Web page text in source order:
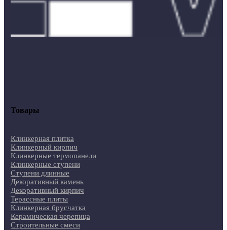
Товары
Клинкерная плитка
Клинкерный кирпич
Клинкерные термопанели
Клинкерные ступени
Ступени длинные
Декоративный камень
Декоративный кирпич
Терассные плиты
Клинкерная брусчатка
Керамическая черепица
Строительные смеси